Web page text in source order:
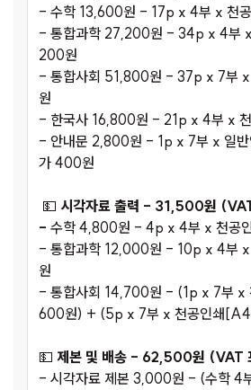
- 수학 13,600원 - 17p x 4부 x 천
- 통합과학 27,200원 - 34p x 4부 x
200원
- 통합사회 51,800원 - 37p x 7부 x
원
- 한국사 16,800원 - 21p x 4부 x
- 안내문 2,800원 - 1p x 7부 x 일반
가 400원
💵 시각자료 출력 - 31,500원
- 수학 4,800원 - 4p x 4부 x 천공
- 통합과학 12,000원 - 10p x 4부 x
원
- 통합사회 14,700원 - (1p x 7부 x
600원) + (5p x 7부 x 천공인쇄
💵 제본 및 배송 - 62,500원 (VAT
- 시각자료 제본 3,000원 - (수학 4